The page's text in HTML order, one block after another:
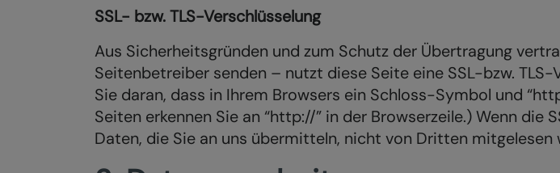
SSL- bzw. TLS-Verschlüsselung
Aus Sicherheitsgründen und zum Schutz der Übertragung
Seitenbetreiber senden – nutzt diese Seite eine SSL-bzw.
Sie daran, dass in Ihrem Browsers ein Schloss-Symbol und
Seiten erkennen Sie an “http://” in der Browserzeile.) Wenn
Daten, die Sie an uns übermitteln, nicht von Dritten mitgelesen